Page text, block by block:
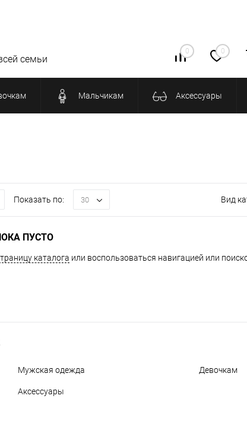
0 0
семьи
Мальчикам Аксессуары
Показать по: 30 Вид
ПУСТО
каталога или воспользоваться навигацией или
Мужская одежда Девочкам
Аксессуары